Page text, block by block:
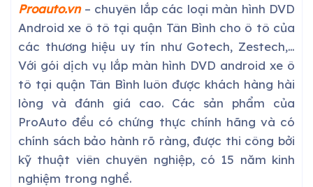
Proauto.vn– chuyên lắp các loại màn hình DVD
Android xe ô tô tại quận Tân Bình cho ô tô của
các thương hiệu uy tín như Gotech, Zestech,…
Với gói dịch vụ lắp màn hình DVD android xe ô
tô tại quận Tân Bình luôn được khách hàng hài
lòng và đánh giá cao. Các sản phẩm của
ProAuto đều có chứng thực chính hãng và có
chính sách bảo hành rõ ràng, được thi công bởi
kỹ thuật viên chuyên nghiệp, có 15 năm kinh
nghiệm trong nghề.